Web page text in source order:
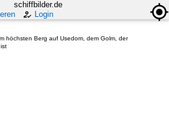
schiffbilder.de
Login
höchsten Berg auf Usedom, dem Golm, der